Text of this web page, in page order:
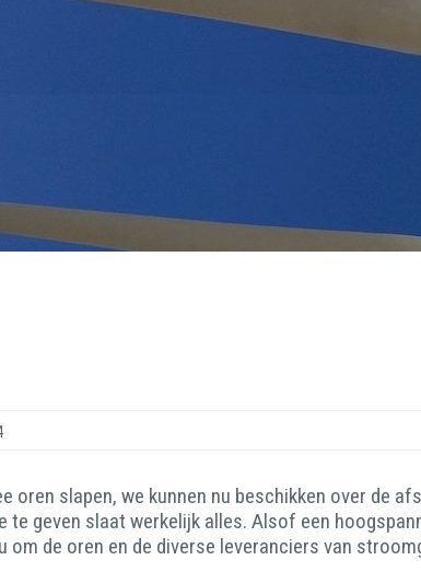
oren slapen, we kunnen nu beschikken over de
geven slaat werkelijk alles. Alsof een
om de oren en de diverse leveranciers van